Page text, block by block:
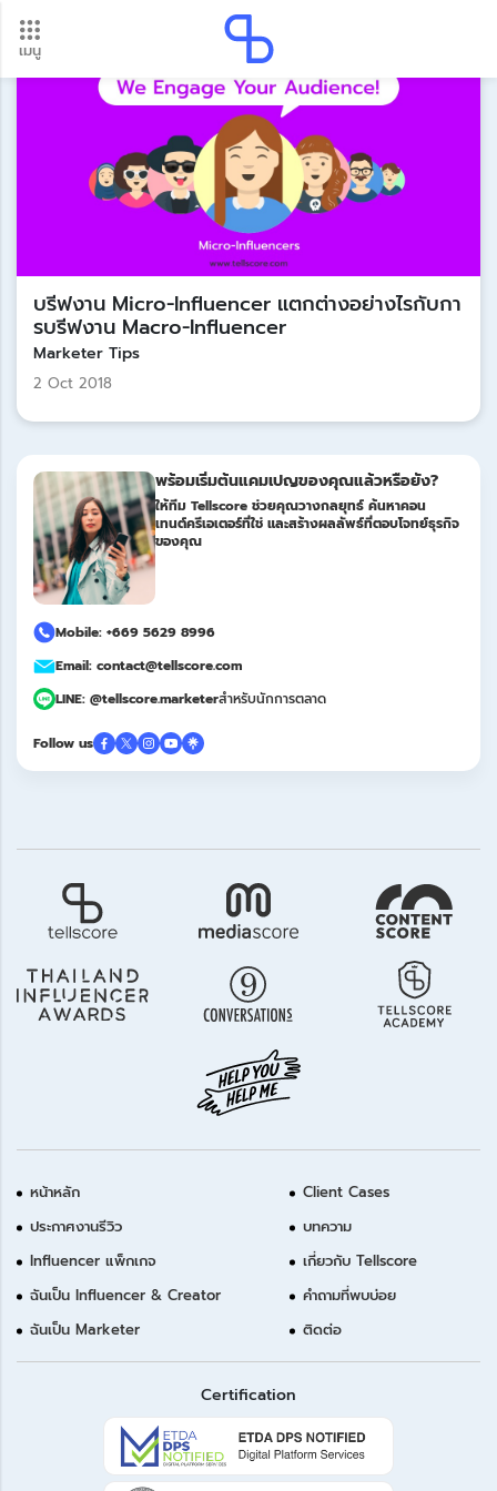
เมนู
อัปเดตใหม่ ต้องดู! รอบโอนเงินปี 2569 เช็กวันเงินเข้าได้ที่นี่
Update
บรีฟงาน Micro-Influencer แตกต่างอย่างไรกับกา
รบรีฟงาน Macro-Influencer
Marketer Tips
2 Oct 2018
พร้อมเริ่มต้นแคมเปญของคุณแล้วหรือยัง?
ให้ทีม Tellscore ช่วยคุณวางกลยุทธ์ ค้นหาคอน
เทนต์ครีเอเตอร์ที่ใช่ และสร้างผลลัพธ์ที่ตอบโจทย์ธุรกิจ
ของคุณ
Mobile: +669 5629 8996
Email: contact@tellscore.com
LINE: @tellscore.marketerสำหรับนักการตลาด
Follow us
หน้าหลัก
ประกาศงานรีวิว
Influencer แพ็กเกจ
ฉันเป็น Influencer & Creator
ฉันเป็น Marketer
Client Cases
บทความ
เกี่ยวกับ Tellscore
คำถามที่พบบ่อย
ติดต่อ
Certification